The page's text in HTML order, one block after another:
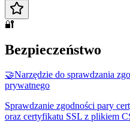
🔐
Bezpieczeństwo
🤝Narzędzie do sprawdzania
prywatnego
Sprawdzanie zgodności pary
oraz certyfikatu SSL z plikiem